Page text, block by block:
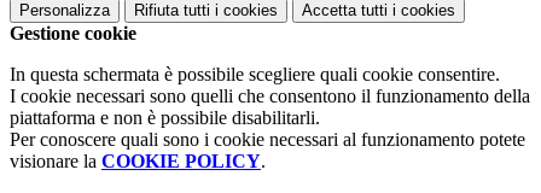
Personalizza Rifiuta tutti i cookies Accetta tutti i cookies
Gestione cookie
In questa schermata è possibile scegliere quali cookie consentire.
I cookie necessari sono quelli che consentono il funzionamento della
piattaforma e non è possibile disabilitarli.
Per conoscere quali sono i cookie necessari al funzionamento potete
visionare la COOKIE POLICY.